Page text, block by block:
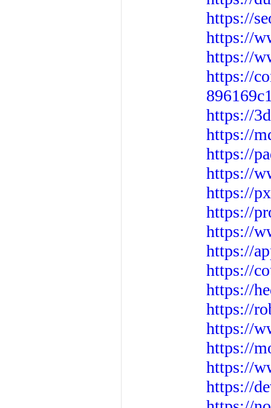
https://
https://
https://
https://
https://
https://
https://
https://
https://
https://
https://
https://
https://
https://
https://
https://
https://
https://
https://